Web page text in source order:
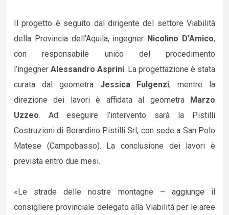
Il progetto è seguito dal dirigente del settore Viabilità
della Provincia dell’Aquila, ingegner Nicolino D’Amico,
con responsabile unico del procedimento
l’ingegner Alessandro Asprini. La progettazione è stata
curata dal geometra Jessica Fulgenzi, mentre la
direzione dei lavori è affidata al geometra Marzo
Uzzeo. Ad eseguire l’intervento sarà la Pistilli
Costruzioni di Berardino Pistilli Srl, con sede a San Polo
Matese (Campobasso). La conclusione dei lavori è
prevista entro due mesi.
«Le strade delle nostre montagne – aggiunge il
consigliere provinciale delegato alla Viabilità per le aree